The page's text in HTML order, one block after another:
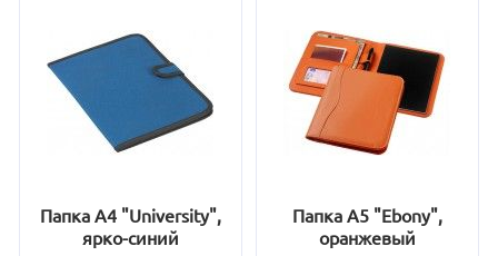
Папка A4 "University",
ярко-синий
Папка A5 "Ebony",
оранжевый